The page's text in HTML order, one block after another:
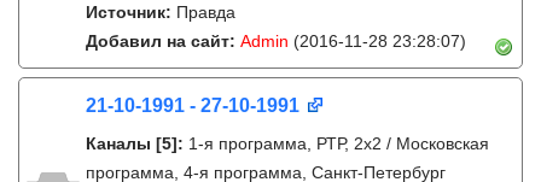
Источник: Правда
Добавил на сайт: Admin (2016-11-28 23:28:07)
21-10-1991 - 27-10-1991
Каналы [5]: 1-я программа, РТР, 2х2 / Московская
программа, 4-я программа, Санкт-Петербург